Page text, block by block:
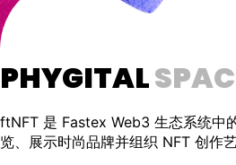
PHYGITAL
ftNFT 是 Fastex Web3 生态系统中
览、展示时尚品牌并组织 NFT 创作艺